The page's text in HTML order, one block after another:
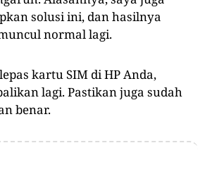
solusi ini, dan hasilnya
normal lagi.
kartu SIM di HP Anda,
lagi. Pastikan juga sudah
benar.